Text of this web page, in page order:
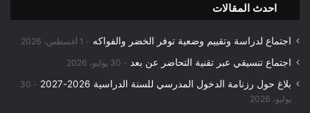
احدث المقالات
اجتماع لدراسة وتقييم وضعية توفر الخضر والفواكه 1 أغسطس، 2026
اجتماع تنسيقي عبر تقنية التحاضر عن بعد 30 يوليو، 2026
بلاغ حول رزنامة الدخول المدرسي للسنة الدراسية 2026-2027
30
يوليو، 2026